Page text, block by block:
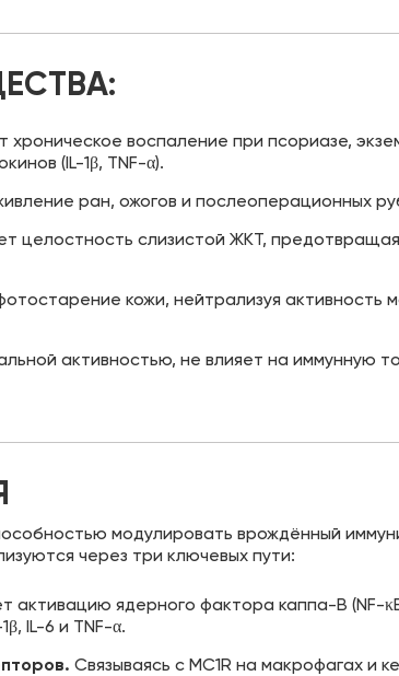
хроническое воспаление при псориазе,
(IL-1β, TNF-α).
ран, ожогов и послеоперационных
целостность слизистой ЖКТ,
кожи, нейтрализуя активность
активностью, не влияет на иммунную
модулировать врождённый
через три ключевых пути:
активацию ядерного фактора каппа-B
IL-6 и TNF-α.
Связываясь с MC1R на макрофагах и